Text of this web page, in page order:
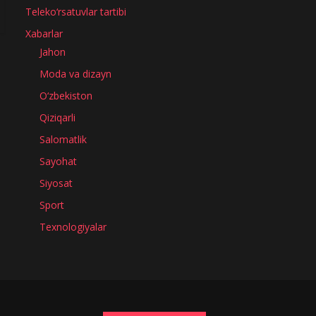
Teleko‘rsatuvlar tartibi
Xabarlar
Jahon
Moda va dizayn
O‘zbekiston
Qiziqarli
Salomatlik
Sayohat
Siyosat
Sport
Texnologiyalar